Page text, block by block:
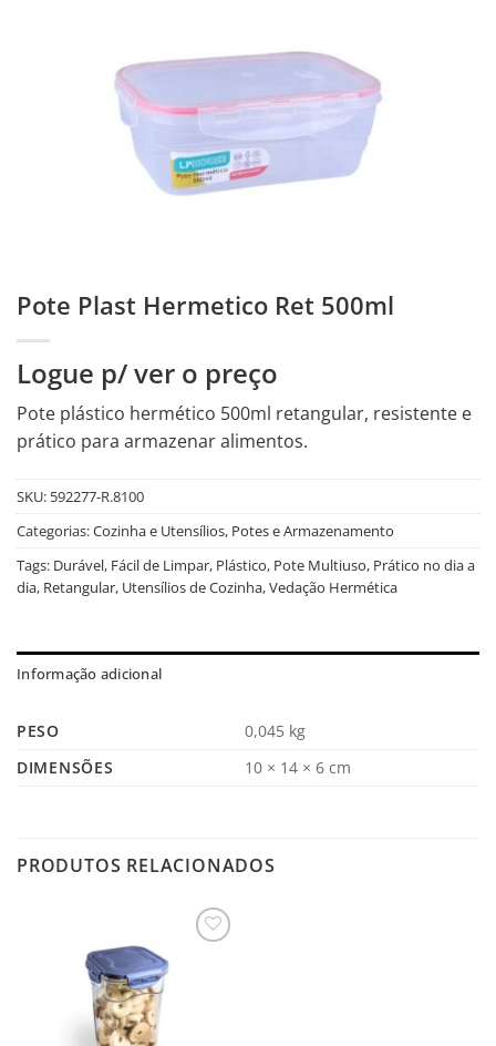
Pote Plast Hermetico Ret 500ml
Logue p/ ver o preço
Pote plástico hermético 500ml retangular, resistente e
prático para armazenar alimentos.
SKU: 592277-R.8100
Categorias:Cozinha e Utensílios, Potes e Armazenamento
Tags: Durável, Fácil de Limpar, Plástico, Pote Multiuso, Prático no dia a
dia, Retangular, Utensílios de Cozinha,Vedação Hermética
Informação adicional
PESO
0,045 kg
DIMENSÕES
10 × 14 × 6 cm
PRODUTOS RELACIONADOS